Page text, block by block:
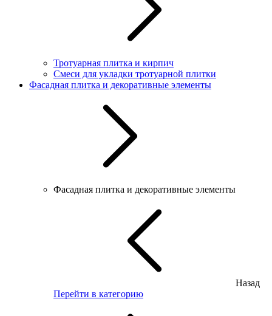
Тротуарная плитка и кирпич
Смеси для укладки тротуарной плитки
Фасадная плитка и декоративные элементы
Фасадная плитка и декоративные элементы
Назад
Перейти в категорию